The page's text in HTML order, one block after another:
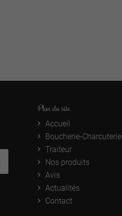
Plan du site
Accueil
Boucherie-Charcuterie
Traiteur
Nos produits
Avis
Actualités
Contact